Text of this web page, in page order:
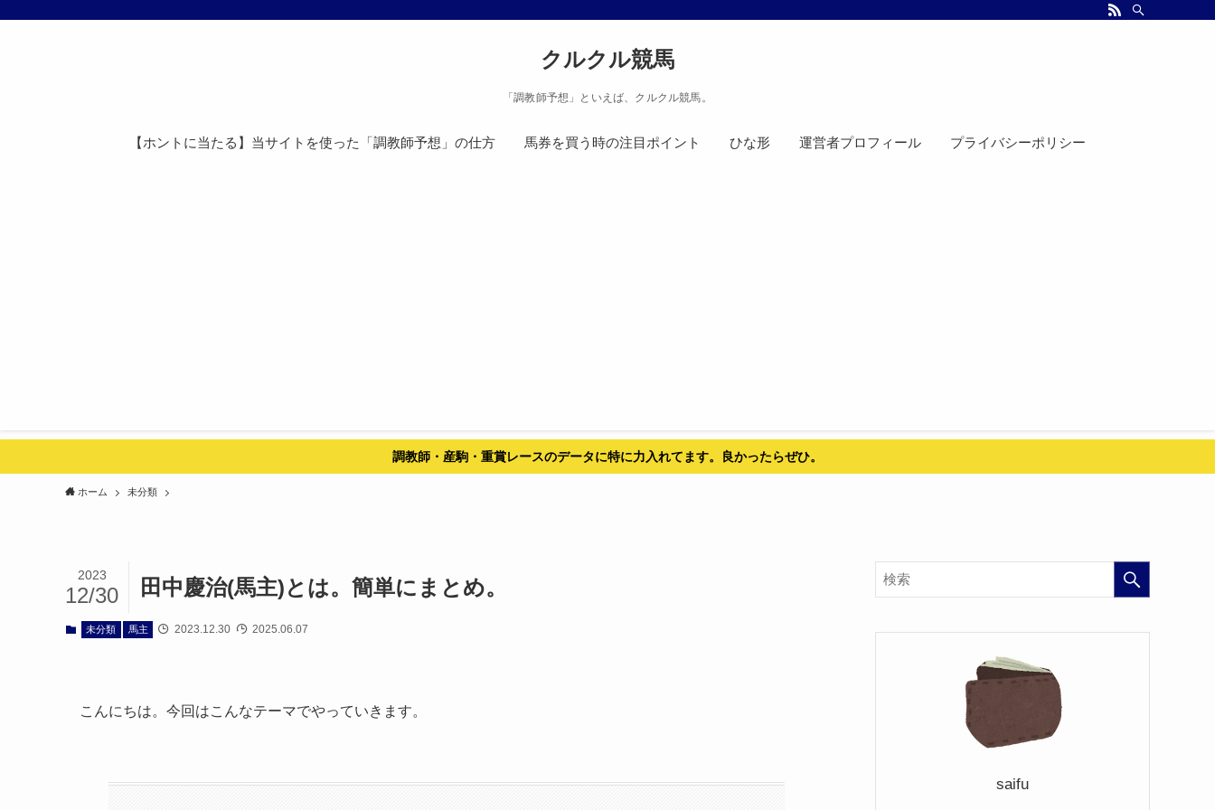
クルクル競馬
「調教師予想」といえば、クルクル競馬。
【ホントに当たる】当サイトを使った「調教師予想」の仕方 馬券を買う時の注目ポイント ひな形 運営者プロフィール プライバシーポリシー
調教師・産駒・重賞レースのデータに特に力入れてます。良かったらぜひ。
ホーム 未分類
田中慶治(馬主)とは。簡単にまとめ。
2023
12/30
未分類 馬主 2023.12.30 2025.06.07
こんにちは。今回はこんなテーマでやっていきます。
saifu